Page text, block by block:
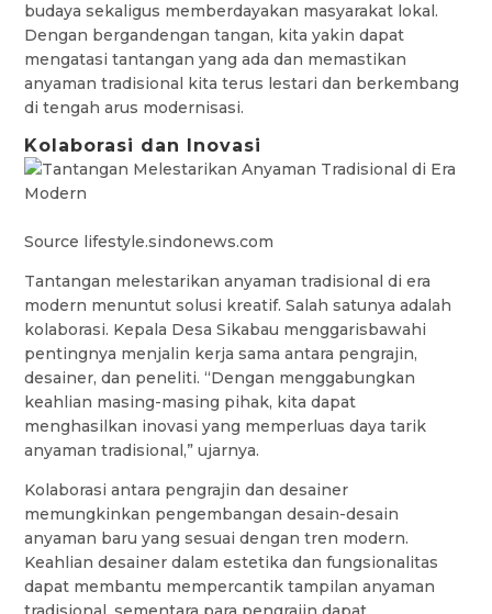
budaya sekaligus memberdayakan masyarakat lokal.
Dengan bergandengan tangan, kita yakin dapat
mengatasi tantangan yang ada dan memastikan
anyaman tradisional kita terus lestari dan berkembang
di tengah arus modernisasi.
Kolaborasi dan Inovasi
Source lifestyle.sindonews.com
Tantangan melestarikan anyaman tradisional di era
modern menuntut solusi kreatif. Salah satunya adalah
kolaborasi. Kepala Desa Sikabau menggarisbawahi
pentingnya menjalin kerja sama antara pengrajin,
desainer, dan peneliti. “Dengan menggabungkan
keahlian masing-masing pihak, kita dapat
menghasilkan inovasi yang memperluas daya tarik
anyaman tradisional,” ujarnya.
Kolaborasi antara pengrajin dan desainer
memungkinkan pengembangan desain-desain
anyaman baru yang sesuai dengan tren modern.
Keahlian desainer dalam estetika dan fungsionalitas
dapat membantu mempercantik tampilan anyaman